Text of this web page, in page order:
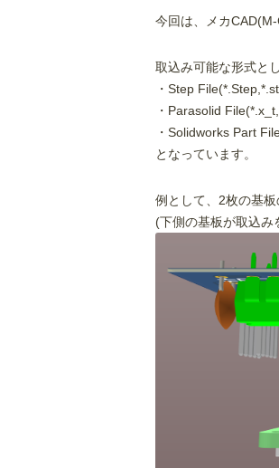
今回は、メカ
取込み可能な形式と
・Step
・Parasolid
・Solidworks Part
となっています。
例として、2枚の基
(下側の基板が取込み